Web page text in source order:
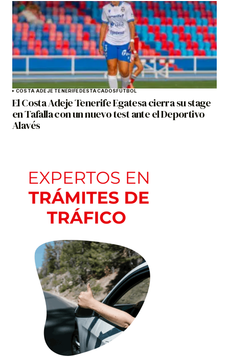
COSTA ADEJE TENERIFEDESTACADOSFÚTBOL
El Costa Adeje Tenerife Egatesa cierra su stage
en Tafalla con un nuevo test ante el Deportivo
Alavés